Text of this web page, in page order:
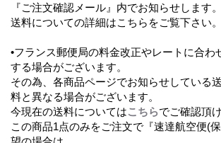
『ご注文確認メール』内でお知らせします。
送料についての詳細はこちらをご覧下さい。
•フランス郵便局の料金改正やレートに合わ
する場合がございます。
その為、各商品ページでお知らせしている
料と異なる場合がございます。
今現在の送料についてはこちらでご確認頂
この商品1点のみをご注文で『速達航空便(